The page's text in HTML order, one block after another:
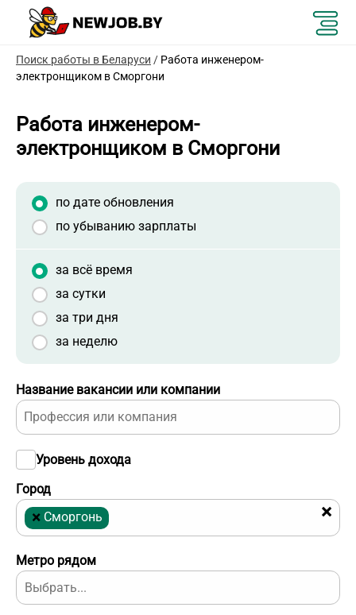
Поиск работы в Беларуси / Работа инженером-
электронщиком в Сморгони
Работа инженером-
электронщиком в Сморгони
Название вакансии или компании
Город
×
× Сморгонь
Уровень дохода
Метро рядом
по дате обновления
по убыванию зарплаты
за всё время
за сутки
за три дня
за неделю